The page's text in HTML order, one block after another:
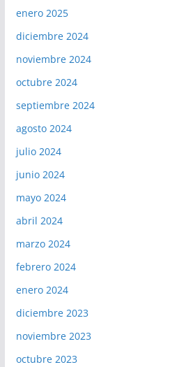
enero 2025
diciembre 2024
noviembre 2024
octubre 2024
septiembre 2024
agosto 2024
julio 2024
junio 2024
mayo 2024
abril 2024
marzo 2024
febrero 2024
enero 2024
diciembre 2023
noviembre 2023
octubre 2023